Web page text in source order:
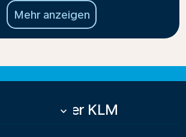
Mehr anzeigen
Über KLM
keyboard_arrow_down